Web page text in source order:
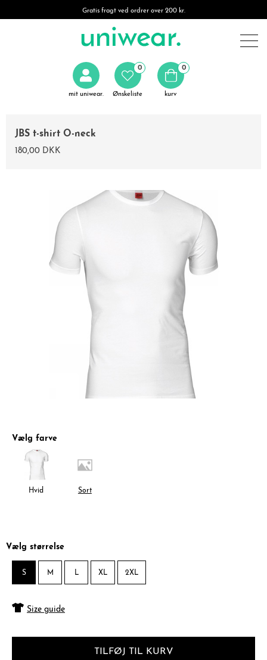
Gratis fragt ved ordrer over 200 kr.
mit uniwear. Ønskeliste
0 0
kurv
JBS t-shirt O-neck
180,00 DKK
Vælg farve
Hvid Sort
Vælg størrelse
S M L XL 2XL
Size guide
TILFØJ TIL KURV